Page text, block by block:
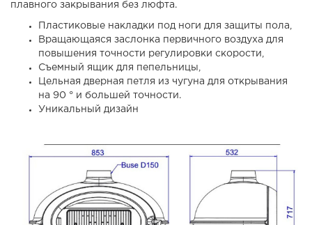
плавного закрывания без люфта.
Пластиковые накладки под ноги для защиты пола,
Вращающаяся заслонка первичного воздуха для
повышения точности регулировки скорости,
Съемный ящик для пепельницы,
Цельная дверная петля из чугуна для открывания
на 90 ° и большей точности.
Уникальный дизайн